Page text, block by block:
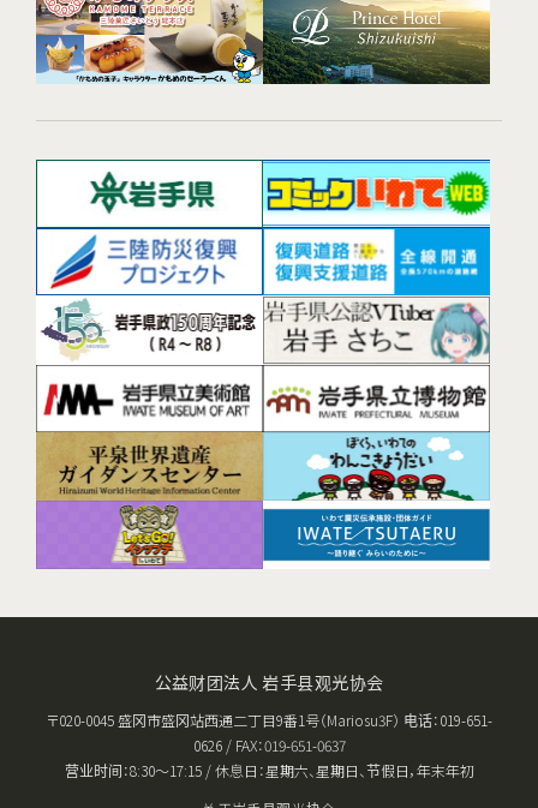
公益财团法人 岩手县观光协会
〒020-0045 盛冈市盛冈站西通二丁目9番1号（Mariosu3F） 电话：019-651-
0626 / FAX：019-651-0637
营业时间：8:30〜17:15 / 休息日：星期六、星期日、节假日，年末年初